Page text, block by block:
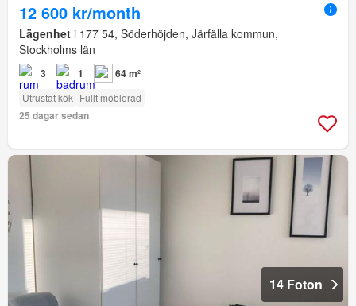
12 600 kr/month
Lägenhet i 177 54, Söderhöjden, Järfälla kommun,
Stockholms län
3 1 64 m²
Utrustat kök Fullt möblerad
25 dagar sedan
14 Foton